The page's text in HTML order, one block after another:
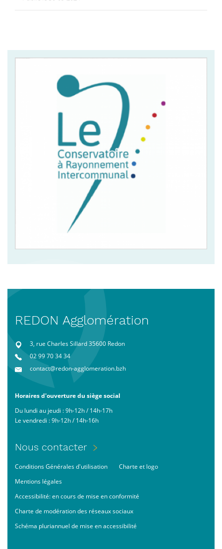
REDON Agglomération
3, rue Charles Sillard 35600 Redon
02 99 70 34 34
contact@redon-agglomeration.bzh
Horaires d'ouverture du siège social
Du lundi au jeudi : 9h-12h / 14h-17h
Le vendredi : 9h-12h / 14h-16h
Menu
de
page
Nous contacter
Footer
bas
Conditions Générales d'utilisation
Charte et logo
Mentions légales
Accessibilité: en cours de mise en conformité
Charte de modération des réseaux sociaux
Schéma pluriannuel de mise en accessibilité